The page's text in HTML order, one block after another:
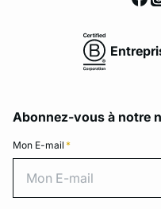
Abonnez-vous à notre
Mon E-mail *